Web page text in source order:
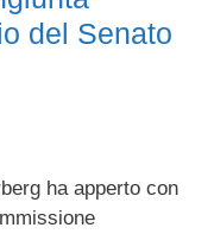
del Senato
ha apperto con